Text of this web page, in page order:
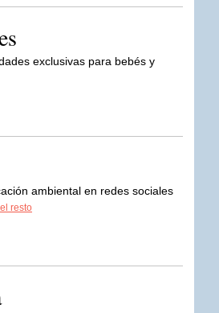
exclusivas para bebés y
ambiental en redes sociales
resto